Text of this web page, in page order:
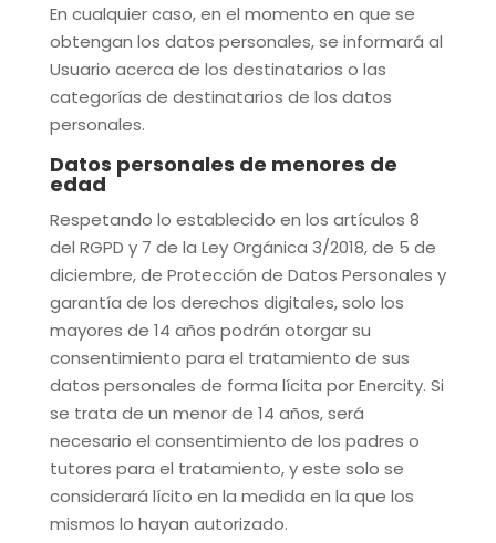
En cualquier caso, en el momento en que se
obtengan los datos personales, se informará al
Usuario acerca de los destinatarios o las
categorías de destinatarios de los datos
personales.
Datos personales de menores de
edad
Respetando lo establecido en los artículos 8
del RGPD y 7 de la Ley Orgánica 3/2018, de 5 de
diciembre, de Protección de Datos Personales y
garantía de los derechos digitales, solo los
mayores de 14 años podrán otorgar su
consentimiento para el tratamiento de sus
datos personales de forma lícita porEnercity. Si
se trata de un menor de 14 años, será
necesario el consentimiento de los padres o
tutores para el tratamiento, y este solo se
considerará lícito en la medida en la que los
mismos lo hayan autorizado.